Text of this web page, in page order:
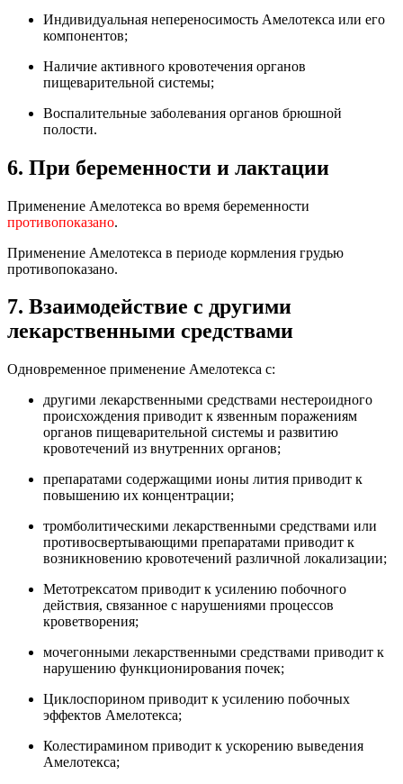
Индивидуальная непереносимость Амелотекса или его
компонентов;
Наличие активного кровотечения органов
пищеварительной системы;
Воспалительные заболевания органов брюшной
полости.
6. При беременности и лактации
Применение Амелотекса во время беременности
противопоказано.
Применение Амелотекса в периоде кормления грудью
противопоказано.
7. Взаимодействие с другими
лекарственными средствами
Одновременное применение Амелотекса с:
другими лекарственными средствами нестероидного
происхождения приводит к язвенным поражениям
органов пищеварительной системы и развитию
кровотечений из внутренних органов;
препаратами содержащими ионы лития приводит к
повышению их концентрации;
тромболитическими лекарственными средствами или
противосвертывающими препаратами приводит к
возникновению кровотечений различной локализации;
Метотрексатом приводит к усилению побочного
действия, связанное с нарушениями процессов
кроветворения;
мочегонными лекарственными средствами приводит к
нарушению функционирования почек;
Циклоспорином приводит к усилению побочных
эффектов Амелотекса;
Колестирамином приводит к ускорению выведения
Амелотекса;